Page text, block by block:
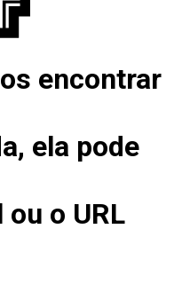
encontrar
ela pode
o URL